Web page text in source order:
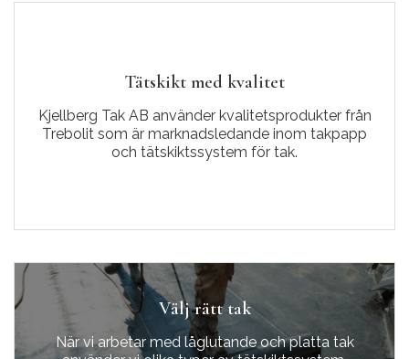
Tätskikt med kvalitet
Kjellberg Tak AB använder kvalitetsprodukter från
Trebolit som är marknadsledande inom takpapp
och tätskiktssystem för tak.
Välj rätt tak
När vi arbetar med låglutande och platta tak